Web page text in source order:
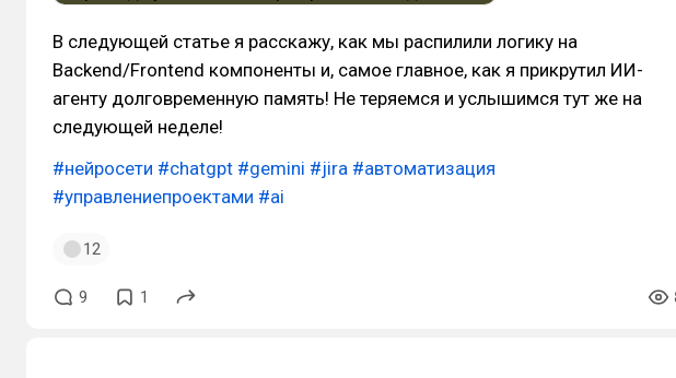
В следующей статье я расскажу, как мы распилили логику на
Backend/Frontend компоненты и, самое главное, как я прикрутил ИИ-
агенту долговременную память! Не теряемся и услышимся тут же на
следующей неделе!
#нейросети #chatgpt #gemini #jira #автоматизация
#управлениепроектами #ai
12
9 1